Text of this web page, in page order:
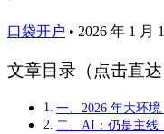
口袋开户 • 2026 年 1 月
文章目录（点击直达
一、2026 年大环
二、AI：仍是主线